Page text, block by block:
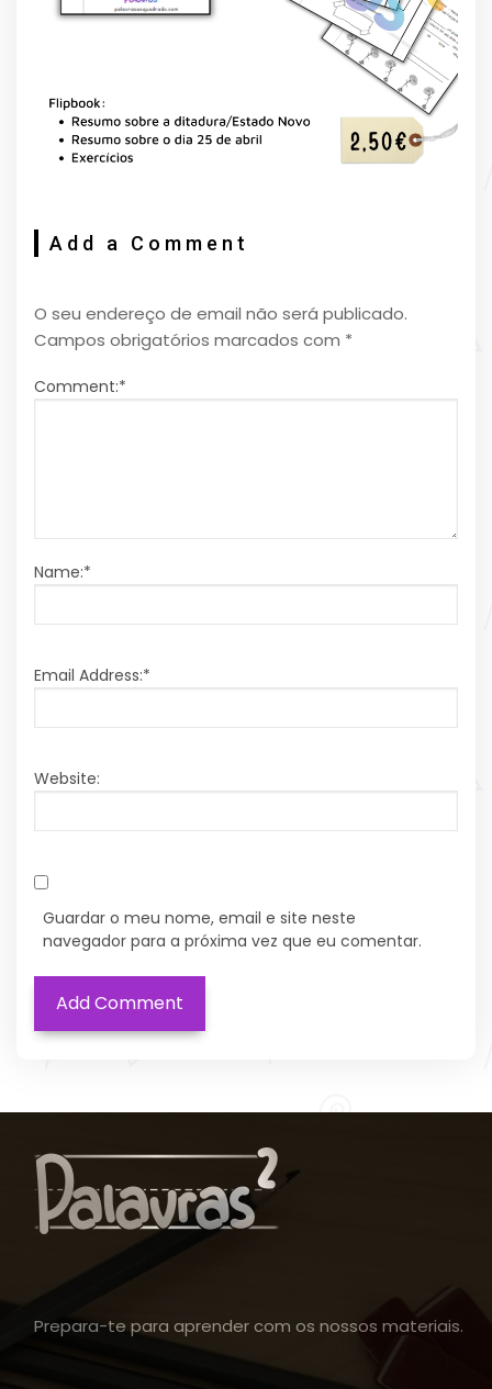
Add a Comment
O seu endereço de email não será publicado.
Campos obrigatórios marcados com *
Comment:*
Name:*
Email Address:*
Website:
Guardar o meu nome, email e site neste
navegador para a próxima vez que eu comentar.
Prepara-te para aprender com os nossos materiais.